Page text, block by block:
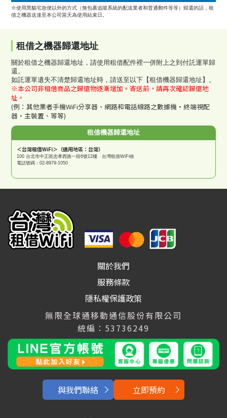
※使用黑貓宅急便以外的方式（無包裹追蹤系統的配送業者和普通郵件等等）歸還的話，租
借之機器送達至本公司當天為使用結束日。
租借之機器歸還地址
關於租借之機器歸還地址，請使用租借配件裡一併附上之到付託運單歸
還。
如託運單遺失不清楚歸還地址時，請送至以下【租借機器歸還地址】。
※本公司非租借商品之歸還物逐漸增加。寄送前，請再次確認歸還地
址。
(例：其他業者手機WiFi分享器、網路和電話線路之數據機・終端視配
器・主裝置、等等)
租借機器歸還地址
＜台灣租借WiFi＞（適用地區：台灣）
100 台北市中正區忠孝西路一段6號12樓 台灣租借WiFi收
電話號碼：02-8979-1050
關於我們
服務條款
隱私權保護政策
無限全球通移動通信股份有限公司
統編：53736249
與我們聯絡 立即預約